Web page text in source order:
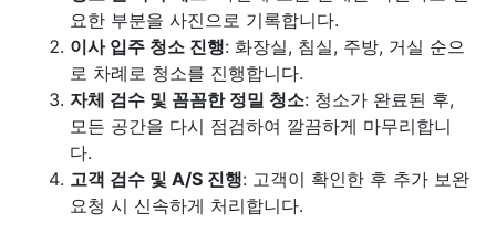
요한 부분을 사진으로 기록합니다.
이사 입주 청소 진행: 화장실, 침실, 주방, 거실 순으
로 차례로 청소를 진행합니다.
자체 검수 및 꼼꼼한 정밀 청소: 청소가 완료된 후,
모든 공간을 다시 점검하여 깔끔하게 마무리합니
다.
고객 검수 및 A/S 진행: 고객이 확인한 후 추가 보완
요청 시 신속하게 처리합니다.